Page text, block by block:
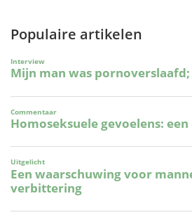
Populaire artikelen